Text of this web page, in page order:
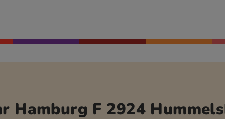
Hamburg F 2924